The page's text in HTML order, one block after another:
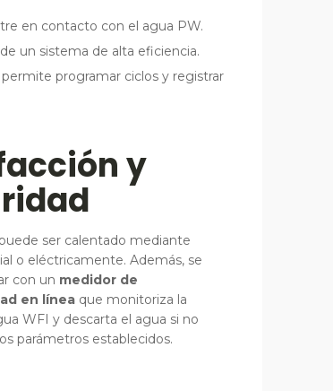
en contacto con el agua PW.
un sistema de alta eficiencia.
programar ciclos y registrar
y
ser calentado mediante
o eléctricamente. Además, se
con un medidor de
en línea que monitoriza la
WFI y descarta el agua si no
parámetros establecidos.